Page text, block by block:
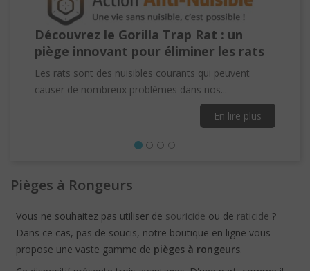
Gorilla Trap Rat : un
pour éliminer les rats
nuisibles courants qui peuvent
problèmes dans nos...
Appâts pour Rats
les Rongeurs
Efficacité
Les rats sont des
causer de nombreux
Précédent
Pièges à Rongeurs
Vous ne souhaitez pas utiliser de souricide ou de raticide ?
Dans ce cas, pas de soucis, notre boutique en ligne vous
propose une vaste gamme de pièges à rongeurs.